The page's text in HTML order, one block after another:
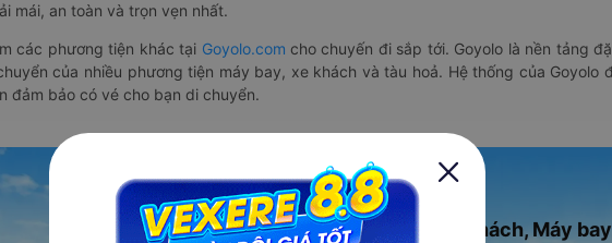
mái, an toàn và trọn vẹn nhất.
các phương tiện khác tại Goyolo.com cho chuyến đi sắp tới. Goyolo là nền tảng
của nhiều phương tiện máy bay, xe khách và tàu hoả. Hệ thống của
đảm bảo có vé cho bạn di chuyển.
Ứng dụng đặt vé Xe khách, Máy